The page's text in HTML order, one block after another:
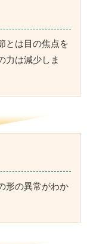
とは目の焦点を
力は減少しま
形の異常がわか